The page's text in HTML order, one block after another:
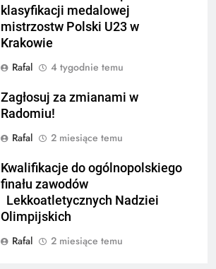
klasyfikacji medalowej
mistrzostw Polski U23 w
Krakowie
Rafal
4 tygodnie temu
Zagłosuj za zmianami w
Radomiu!
Rafal
2 miesiące temu
Kwalifikacje do ogólnopolskiego
finału zawodów
Lekkoatletycznych Nadziei
Olimpijskich
Rafal
2 miesiące temu